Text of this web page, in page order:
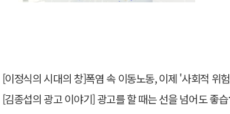
[이정식의 시대의 창]폭염 속 이동노동, 이제 '사회적 위험 관리'로 전환할 때
[김종섭의 광고 이야기] 광고를 할 때는 선을 넘어도 좋습니다.